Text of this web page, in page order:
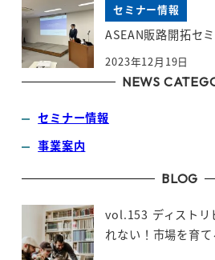
セミナー情報
ASEAN販路開拓セ
2023年12月19日
NEWS
セミナー情報
事業案内
BLOG
vol.153 ディストリ
れない！市場を育